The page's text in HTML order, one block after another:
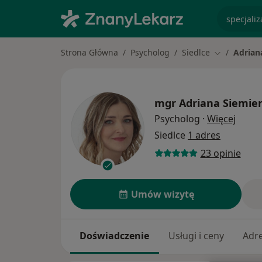
Strona Główna Psycholog Siedlce Zmień
mgr Adriana
Psycholog · Więcej
Siedlce 1 adres
23 opinie
Umów wizytę
Doświadczenie Usługi i ceny